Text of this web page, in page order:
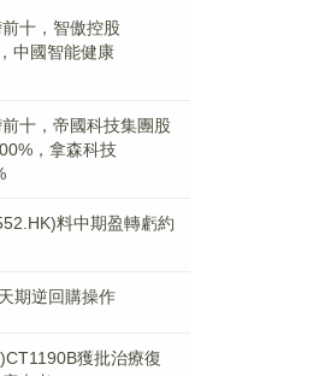
前十，智傲控股
中國智能健康
前十，帝國科技集團股
，拿森科技
料中期盈轉虧約
期逆回購操作
獲批治療復